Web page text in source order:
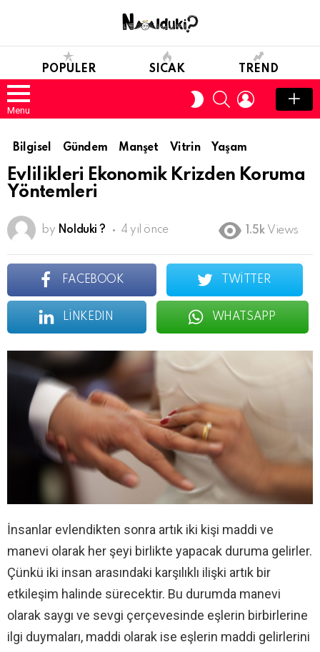
POPULER SICAK TREND
Menu
SWITCH
SKIN
SEARCHLOGIN
Bilgisel Gündem Manşet Vitrin Yaşam
Evlilikleri Ekonomik Krizden Koruma
Yöntemleri
by Nolduki ? 4 yıl önce 1.5k Views
FACEBOOK TWITTER
LINKEDIN WHATSAPP
İnsanlar evlendikten sonra artık iki kişi maddi ve
manevi olarak her şeyi birlikte yapacak duruma gelirler.
Çünkü iki insan arasındaki karşılıklı ilişki artık bir
etkileşim halinde sürecektir. Bu durumda manevi
olarak saygı ve sevgi çerçevesinde eşlerin birbirlerine
ilgi duymaları, maddi olarak ise eşlerin maddi gelirlerini